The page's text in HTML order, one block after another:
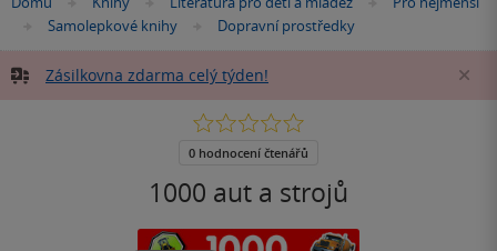
» » »
»
Samolepkové knihy »
Dopravní prostředky
Zásilkovna zdarma celý týden!
1000 aut a strojů
0.0
5
0 hodnocení čtenářů